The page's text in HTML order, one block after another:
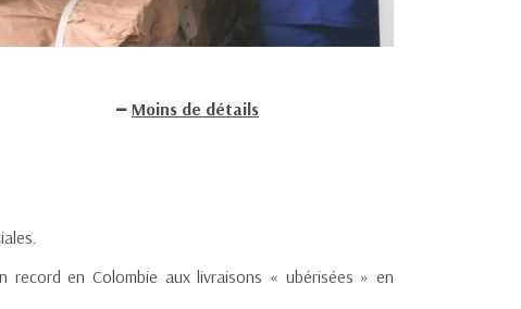
Moins de détails
en Colombie aux livraisons « ubérisées » en